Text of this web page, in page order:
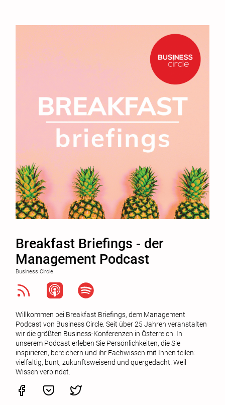
Breakfast Briefings - der
Management Podcast
Business Circle
Willkommen bei Breakfast Briefings, dem Management
Podcast von Business Circle. Seit über 25 Jahren veranstalten
wir die größten Business-Konferenzen in Österreich. In
unserem Podcast erleben Sie Persönlichkeiten, die Sie
inspirieren, bereichern und ihr Fachwissen mit Ihnen teilen:
vielfältig, bunt, zukunftsweisend und quergedacht. Weil
Wissen verbindet.